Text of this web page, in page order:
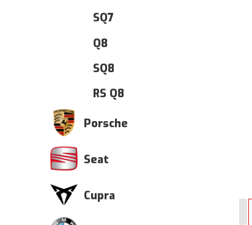
SQ7
Q8
SQ8
RS Q8
Porsche
Seat
Cupra